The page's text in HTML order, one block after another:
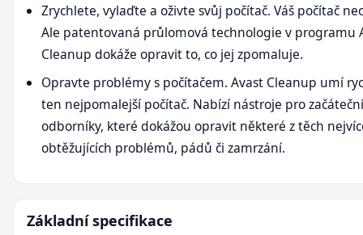
Zrychlete, vylaďte a oživte svůj počítač. Váš počítač
Ale patentovaná průlomová technologie v programu
Cleanup dokáže opravit to, co jej zpomaluje.
Opravte problémy s počítačem. Avast Cleanup umí
ten nejpomalejší počítač. Nabízí nástroje pro
odborníky, které dokážou opravit některé z těch
obtěžujících problémů, pádů či zamrzání.
Základní specifikace